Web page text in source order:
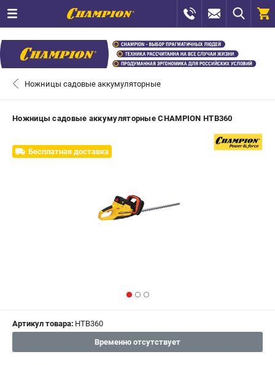
МАГАЗИНЫ
ИЗБРАННОЕ ( 0 )
ВХОД ИЛИ РЕГИСТРАЦИЯ
0
Ножницы садовые аккумуляторные
Ножницы садовые аккумуляторные CHAMPION HTB360
Бесплатная доставка
Артикул товара: HTB360
Временно отсутствует